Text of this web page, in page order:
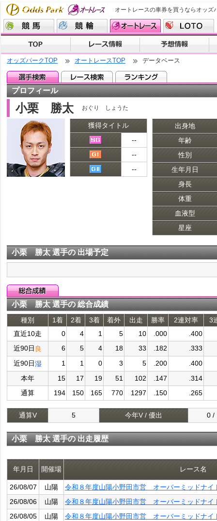
オートレースの車券を買うならオッズ
オッズパークTOP オートレースTOP データベース
プロフィール
小栗 勝太 おぐり しょうた
獲得タイトル
--
--
--
出身地
年齢
性別
生年月日
身長
体重
血液型
星座
小栗 勝太 選手の 出場予定
小栗 勝太 選手の 総合成績
種別 1着 2着 3着 着外 出走 勝率 2連対率
3
直近10走
0 4 1 5 10 .000
.400
近90日 良 6 5 4 18 33 .182
.333
近90日湿 1 1 0 3 5 .200
.400
本年
15 17 19 51 102 .147
.314
通算
194 150 165 770 1297 .150 .265
通算V 5 今年V / 優出 0 /
小栗 勝太 選手の 出走履歴
年月日 開催場 レース名
26/08/07 山陽
令和８年度山陽小野田市営 オーバーミッドナ
26/08/06
山陽
令和８年度山陽小野田市営 オーバーミッドナ
26/08/05
山陽
令和８年度山陽小野田市営 オーバーミッドナ